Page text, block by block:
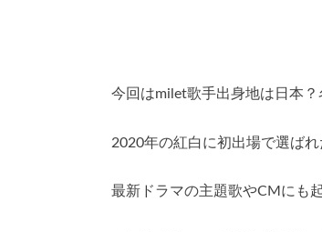
今回はmilet歌手出身地は日本
2020年の紅白に初出場で選ばれ
最新ドラマの主題歌やCMにも